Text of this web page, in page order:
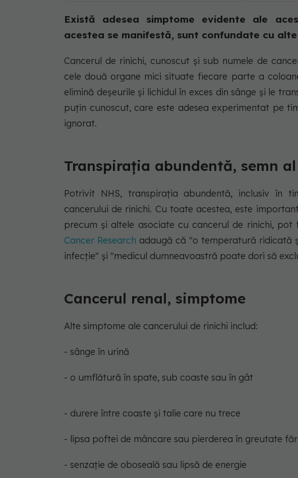
Există adesea simptome evidente ale
acestea se manifestă, sunt confundate cu
Cancerul de rinichi, cunoscut și sub numele de
cele două organe mici situate fiecare parte a
elimină deșeurile și lichidul în exces din sânge și le
puțin cunoscut, care este adesea experimentat pe
ignorat.
Transpirația abundentă, semn
Potrivit NHS, transpirația abundentă, inclusiv în
cancerului de rinichi. Cu toate acestea, este
precum și altele asociate cu cancerul de rinichi,
Cancer Research adaugă că "o temperatură ridicată
infecție" și "medicul dumneavoastră poate dori să
Cancerul renal, simptome
Alte simptome ale cancerului de rinichi includ:
- sânge în urină
- o umflătură în spate, sub coaste sau în gât
- durere între coaste și talie care nu trece
- lipsa poftei de mâncare sau pierderea în greutate
- senzație de oboseală sau lipsă de energie